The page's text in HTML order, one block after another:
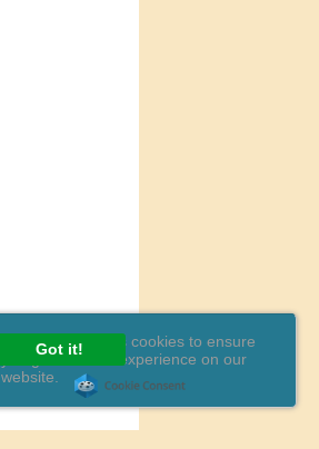
Got it!
This website uses cookies to ensure
you get the best experience on our
website.